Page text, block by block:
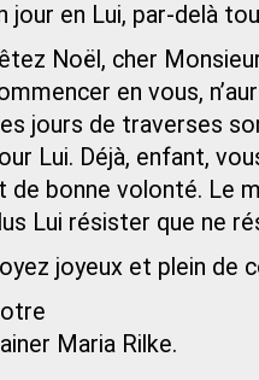
jour en Lui, par-delà
Noël, cher
en vous,
jours de traverses
Lui. Déjà, enfant,
de bonne volonté. Le
Lui résister que ne
joyeux et plein de
Maria Rilke.